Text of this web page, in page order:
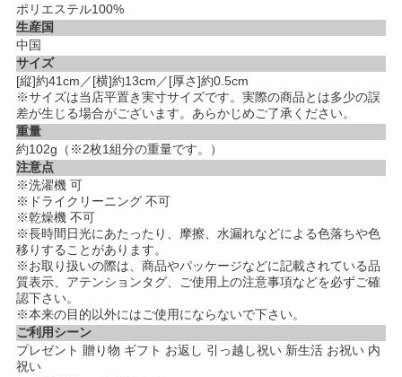
ポリエステル100%
生産国
中国
サイズ
[縦]約41cm／[横]約13cm／[厚さ]約0.5cm
※サイズは当店平置き実寸サイズです。実際の商品とは多少の誤
差が生じる場合がございます。あらかじめご了承ください。
重量
約102g（※2枚1組分の重量です。）
注意点
※洗濯機 可
※ドライクリーニング 不可
※乾燥機 不可
※長時間日光にあたったり、摩擦、水漏れなどによる色落ちや色
移りすることがあります。
※お取り扱いの際は、商品やパッケージなどに記載されている品
質表示、アテンションタグ、ご使用上の注意事項などを必ずご確
認下さい。
※本来の目的以外にはご使用にならないで下さい。
ご利用シーン
プレゼント 贈り物 ギフト お返し 引っ越し祝い 新生活 お祝い 内
祝い